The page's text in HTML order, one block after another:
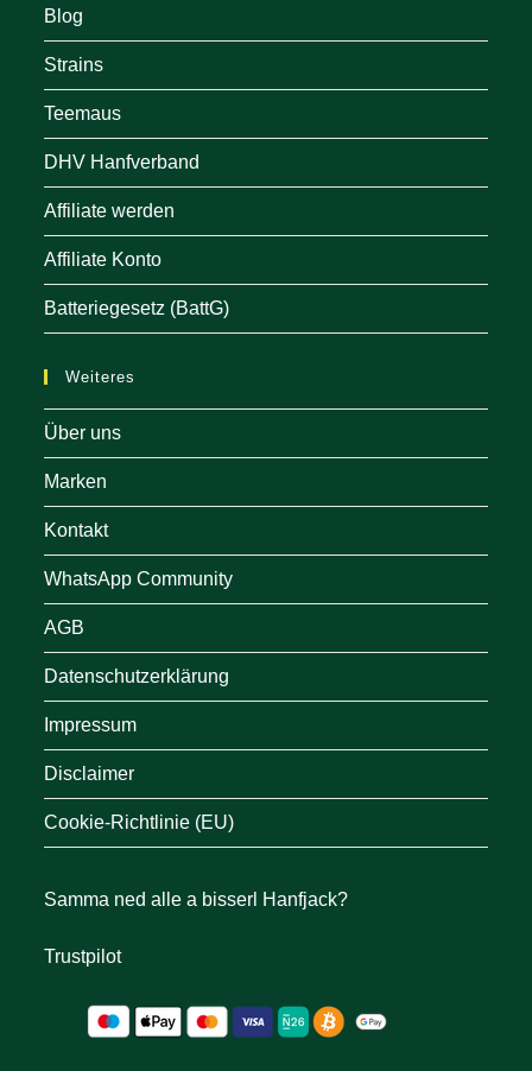
Blog
Strains
Teemaus
DHV Hanfverband
Affiliate werden
Affiliate Konto
Batteriegesetz (BattG)
Weiteres
Über uns
Marken
Kontakt
WhatsApp Community
AGB
Datenschutzerklärung
Impressum
Disclaimer
Cookie-Richtlinie (EU)
Samma ned alle a bisserl Hanfjack?
Trustpilot